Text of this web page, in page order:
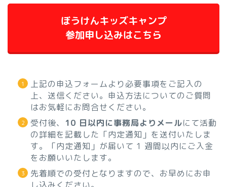
ぼうけんキッズキャンプ
参加申し込みはこちら
上記の申込フォームより必要事項をご記入の
上、送信ください。申込方法についてのご質問
はお気軽にお問合せください。
受付後、 10 日以内に事務局よりメールにて活動
の詳細を記載した「内定通知」を送付いたしま
す。「内定通知」が届いて 1 週間以内にご入金
をお願いいたします。
先着順での受付となりますので、お早めにお申